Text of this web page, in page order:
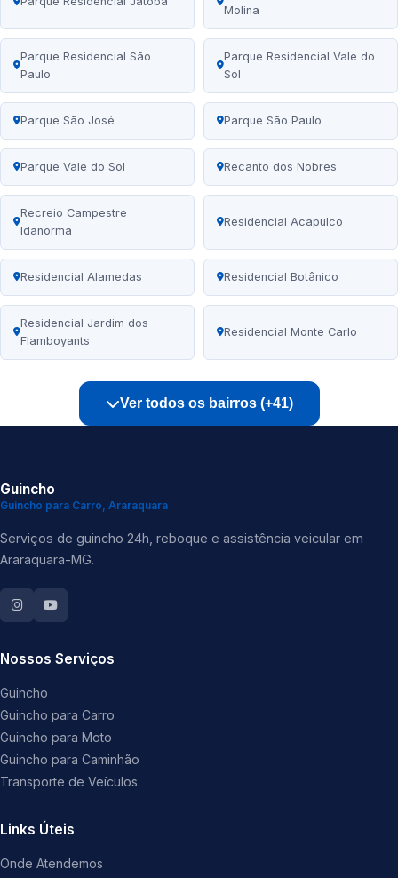
Molina
Parque Residencial São
Paulo
Parque Residencial Vale do
Sol
Parque São José Parque São Paulo
Parque Vale do Sol Recanto dos Nobres
Recreio Campestre
Idanorma
Residencial Acapulco
Residencial Alamedas Residencial Botânico
Residencial Jardim dos
Flamboyants
Residencial Monte Carlo
Ver todos os bairros (+41)
Guincho
Guincho para Carro, Araraquara
Serviços de guincho 24h, reboque e assistência veicular em
Araraquara-MG.
Nossos Serviços
Guincho
Guincho para Carro
Guincho para Moto
Guincho para Caminhão
Transporte de Veículos
Links Úteis
Onde Atendemos